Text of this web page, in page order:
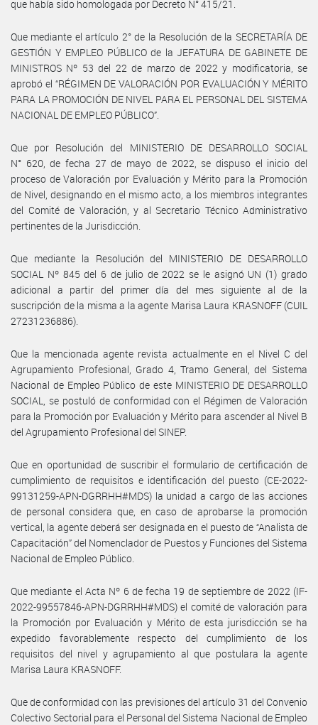
que había sido homologada por Decreto N° 415/21.
Que mediante el artículo 2° de la Resolución de la SECRETARÍA DE
GESTIÓN Y EMPLEO PÚBLICO de la JEFATURA DE GABINETE DE
MINISTROS Nº 53 del 22 de marzo de 2022 y modificatoria, se
aprobó el “RÉGIMEN DE VALORACIÓN POR EVALUACIÓN Y MÉRITO
PARA LA PROMOCIÓN DE NIVEL PARA EL PERSONAL DEL SISTEMA
NACIONAL DE EMPLEO PÚBLICO”.
Que por Resolución del MINISTERIO DE DESARROLLO SOCIAL
N° 620, de fecha 27 de mayo de 2022, se dispuso el inicio del
proceso de Valoración por Evaluación y Mérito para la Promoción
de Nivel, designando en el mismo acto, a los miembros integrantes
del Comité de Valoración, y al Secretario Técnico Administrativo
pertinentes de la Jurisdicción.
Que mediante la Resolución del MINISTERIO DE DESARROLLO
SOCIAL Nº 845 del 6 de julio de 2022 se le asignó UN (1) grado
adicional a partir del primer día del mes siguiente al de la
suscripción de la misma a la agente Marisa Laura KRASNOFF (CUIL
27231236886).
Que la mencionada agente revista actualmente en el Nivel C del
Agrupamiento Profesional, Grado 4, Tramo General, del Sistema
Nacional de Empleo Público de este MINISTERIO DE DESARROLLO
SOCIAL, se postuló de conformidad con el Régimen de Valoración
para la Promoción por Evaluación y Mérito para ascender al Nivel B
del Agrupamiento Profesional del SINEP.
Que en oportunidad de suscribir el formulario de certificación de
cumplimiento de requisitos e identificación del puesto (CE-2022-
99131259-APN-DGRRHH#MDS) la unidad a cargo de las acciones
de personal considera que, en caso de aprobarse la promoción
vertical, la agente deberá ser designada en el puesto de “Analista de
Capacitación” del Nomenclador de Puestos y Funciones del Sistema
Nacional de Empleo Público.
Que mediante el Acta Nº 6 de fecha 19 de septiembre de 2022 (IF-
2022-99557846-APN-DGRRHH#MDS) el comité de valoración para
la Promoción por Evaluación y Mérito de esta jurisdicción se ha
expedido favorablemente respecto del cumplimiento de los
requisitos del nivel y agrupamiento al que postulara la agente
Marisa Laura KRASNOFF.
Que de conformidad con las previsiones del artículo 31 del Convenio
Colectivo Sectorial para el Personal del Sistema Nacional de Empleo